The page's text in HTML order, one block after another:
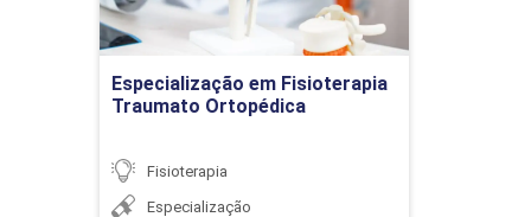
Anatomia e Fisiologia do Sistema
Tegumentar
Especialização em Fisioterapia
Traumato Ortopédica
Fisioterapia
Especialização